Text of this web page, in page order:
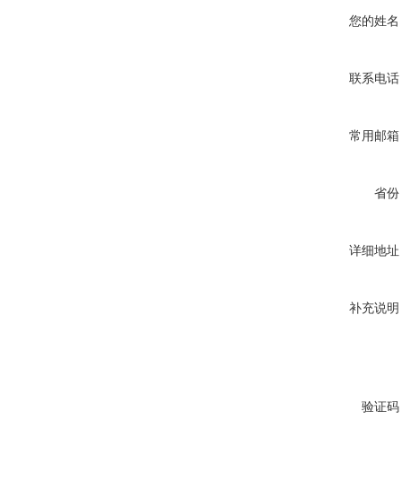
您的姓名
联系电话
常用邮箱
省份
详细地址
补充说明
验证码